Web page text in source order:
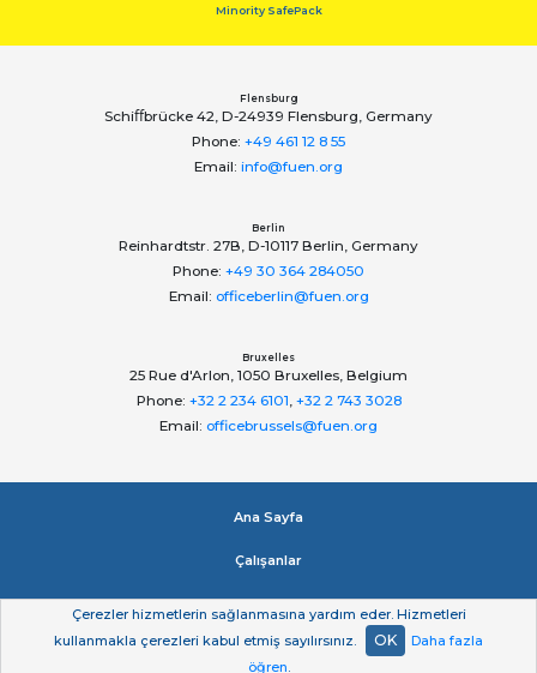
Minority SafePack
Flensburg
Schiﬀbrücke 42, D-24939 Flensburg, Germany
Phone: +49 461 12 8 55
Email: info@fuen.org
Berlin
Reinhardtstr. 27B, D-10117 Berlin, Germany
Phone: +49 30 364 284050
Email: officeberlin@fuen.org
Bruxelles
25 Rue d'Arlon, 1050 Bruxelles, Belgium
Phone: +32 2 234 6101, +32 2 743 3028
Email: officebrussels@fuen.org
Ana Sayfa
Çalışanlar
Impressum
Gizlilik beyan
Çerezler hizmetlerin sağlanmasına yardım eder. Hizmetleri
kullanmakla çerezleri kabul etmiş sayılırsınız.
OK
Daha fazla
öğren.